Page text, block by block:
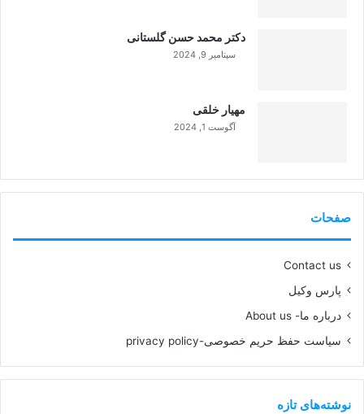
دکتر محمد حسن گلستانی
سپتامبر 9, 2024
مهیار خلقی
آگوست 1, 2024
صفحات
Contact us
پارس وکیل
درباره ما- About us
سیاست حفظ حریم خصوصی-privacy policy
نوشته‌های تازه